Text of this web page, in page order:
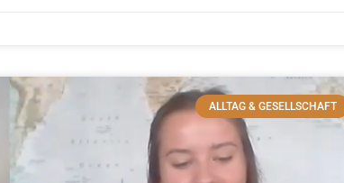
ALLTAG & GESELLSCHAFT